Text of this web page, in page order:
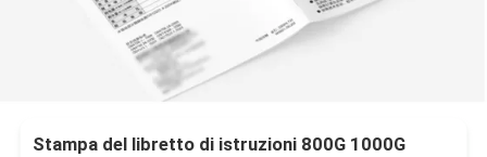
Stampa del libretto di istruzioni 800G 1000G